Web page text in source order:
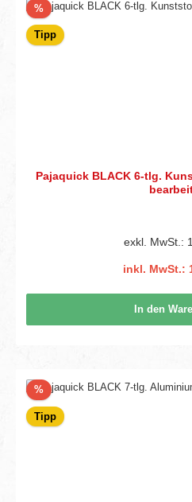
%Rabatt
Tipp
Pajaquick BLACK 6-tlg.
exkl. MwSt.:
inkl. MwSt.:
In den
%Rabatt
Tipp